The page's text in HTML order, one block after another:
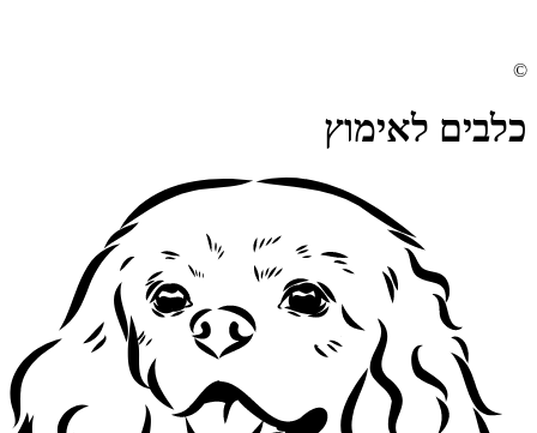
©
כלבים לאימוץ